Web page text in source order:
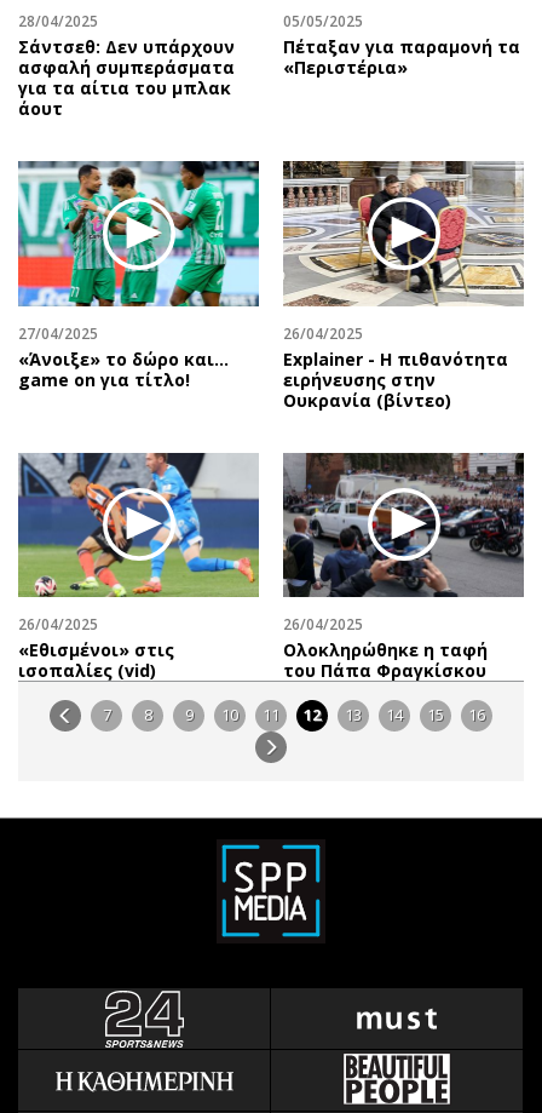
28/04/2025
Σάντσεθ: Δεν υπάρχουν
ασφαλή συμπεράσματα
για τα αίτια του μπλακ
άουτ
05/05/2025
Πέταξαν για παραμονή τα
«Περιστέρια»
27/04/2025
«Άνοιξε» το δώρο και…
game on για τίτλο!
26/04/2025
Explainer - Η πιθανότητα
ειρήνευσης στην
Ουκρανία (βίντεο)
26/04/2025
«Εθισμένοι» στις
ισοπαλίες (vid)
26/04/2025
Ολοκληρώθηκε η ταφή
του Πάπα Φραγκίσκου
7 8 9 10 11 12 13 14 15 16